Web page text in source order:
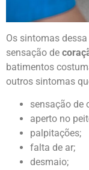
Os sintomas
sensação de
batimentos
outros sintomas
sensação de
aperto no
palpitações;
falta de ar;
desmaio;